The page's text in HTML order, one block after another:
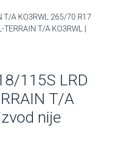
T/A KO3RWL 265/70 R17
T/A KO3RWL |
115S LRD
T/A
nije